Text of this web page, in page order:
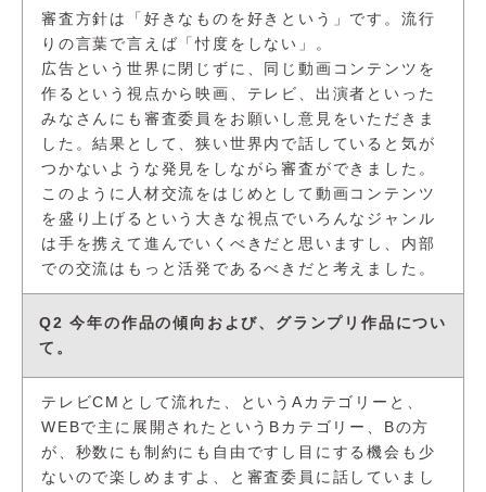
審査方針は「好きなものを好きという」です。流行
りの言葉で言えば「忖度をしない」。
広告という世界に閉じずに、同じ動画コンテンツを
作るという視点から映画、テレビ、出演者といった
みなさんにも審査委員をお願いし意見をいただきま
した。結果として、狭い世界内で話していると気が
つかないような発見をしながら審査ができました。
このように人材交流をはじめとして動画コンテンツ
を盛り上げるという大きな視点でいろんなジャンル
は手を携えて進んでいくべきだと思いますし、内部
での交流はもっと活発であるべきだと考えました。
Q2 今年の作品の傾向および、グランプリ作品につい
て。
テレビCMとして流れた、というAカテゴリーと、
WEBで主に展開されたというBカテゴリー、Bの方
が、秒数にも制約にも自由ですし目にする機会も少
ないので楽しめますよ、と審査委員に話していまし